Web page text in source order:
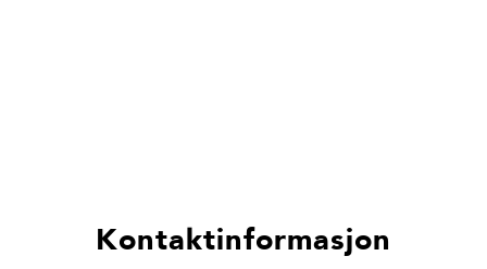
Kontaktinformasjon